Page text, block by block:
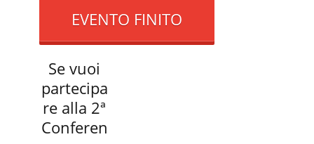
EVENTO FINITO
Se vuoi
partecipa
re alla 2ª
Conferen